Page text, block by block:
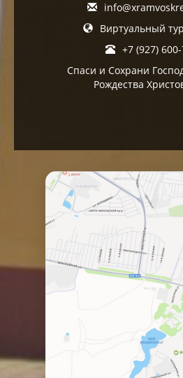
Виртуальный
+7 (927)
Спаси и Сохрани
Рождества